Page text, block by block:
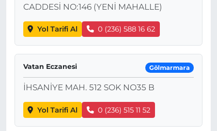
CADDESİ NO:146 (YENİ MAHALLE)
Yol Tarifi Al 0 (236) 588 16 62
Vatan Eczanesi Gölmarmara
İHSANİYE MAH. 512 SOK NO35 B
Yol Tarifi Al 0 (236) 515 11 52